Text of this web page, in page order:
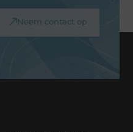
Neem contact op